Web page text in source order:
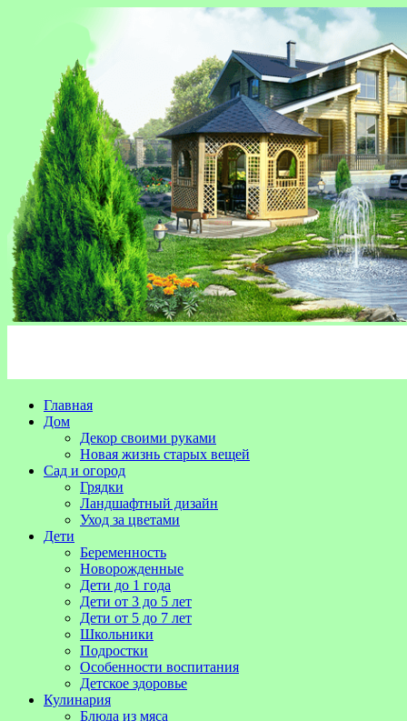
Главная
Дом
Декор своими руками
Новая жизнь старых вещей
Сад и огород
Грядки
Ландшафтный дизайн
Уход за цветами
Дети
Беременность
Новорожденные
Дети до 1 года
Дети от 3 до 5 лет
Дети от 5 до 7 лет
Школьники
Подростки
Особенности воспитания
Детское здоровье
Кулинария
Блюда из мяса